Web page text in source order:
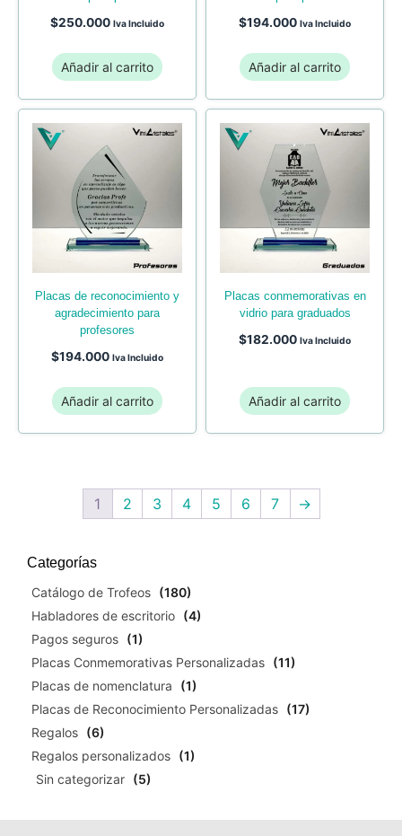
$250.000 Iva Incluido
Añadir al carrito
$194.000 Iva Incluido
Añadir al carrito
placas de reconocimiento y
agradecimiento para
profesores
$194.000 Iva Incluido
Añadir al carrito
placas conmemorativas en
vidrio para graduados
$182.000 Iva Incluido
Añadir al carrito
1 2 3 4 5 6 7 →
Categorías
Catálogo de Trofeos (180)
Habladores de escritorio (4)
Pagos seguros (1)
Placas Conmemorativas Personalizadas (11)
Placas de nomenclatura
(1)
Placas de Reconocimiento Personalizadas (17)
Regalos (6)
Regalos personalizados (1)
Sin categorizar (5)